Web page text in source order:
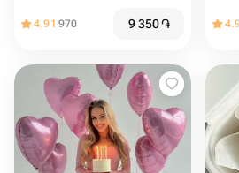
4.91 970 9 350֏